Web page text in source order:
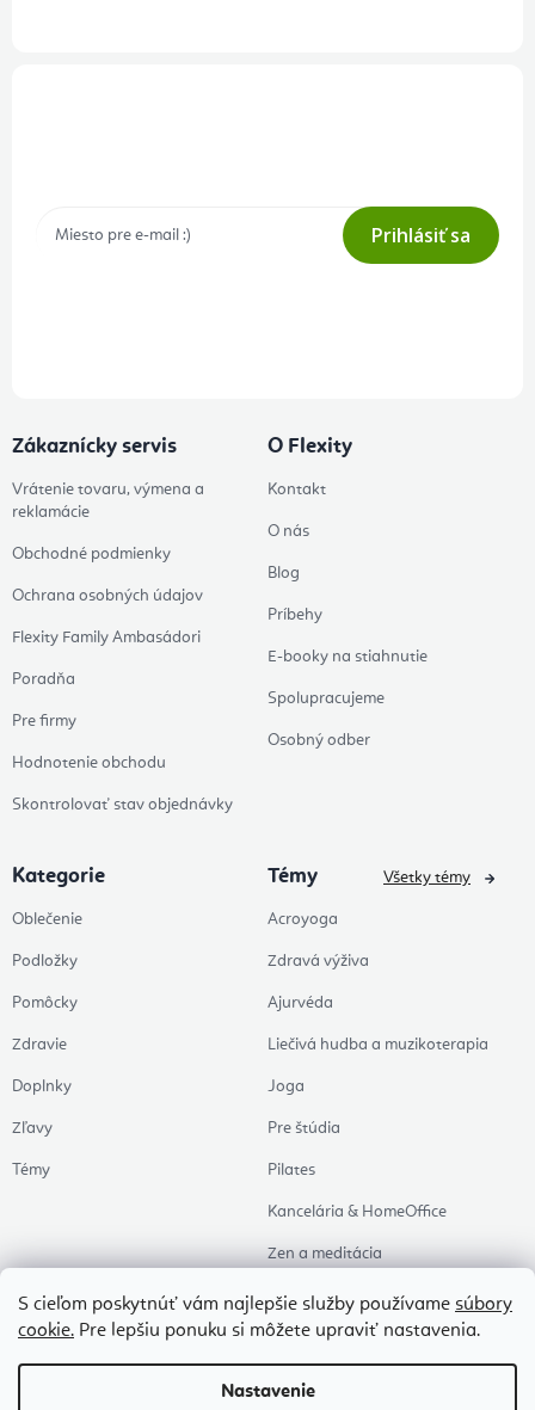
S cieľom poskytnúť vám najlepšie služby používame súbory
cookie. Pre lepšiu ponuku si môžete upraviť nastavenia.
Nastavenie
Prihlásiť sa
Zákaznícky servis
Vrátenie tovaru, výmena a
reklamácie
Obchodné podmienky
Ochrana osobných údajov
Flexity Family Ambasádori
Poradňa
Pre firmy
Hodnotenie obchodu
Skontrolovať stav objednávky
O Flexity
Kontakt
O nás
Blog
Príbehy
E-booky na stiahnutie
Spolupracujeme
Osobný odber
Kategorie
Oblečenie
Podložky
Pomôcky
Zdravie
Doplnky
Zľavy
Témy
Témy
Acroyoga
Zdravá výživa
Ajurvéda
Liečivá hudba a muzikoterapia
Joga
Pre štúdia
Pilates
Kancelária & HomeOffice
Zen a meditácia
Aromaterapia
Zdravý spánok
Naše obľúbené
Všetky témy